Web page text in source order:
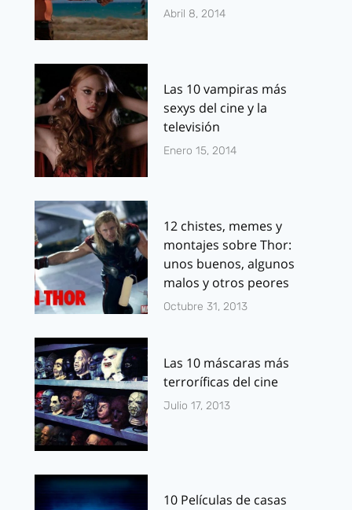
Abril 8, 2014
Las 10 vampiras más
sexys del cine y la
televisión
Enero 15, 2014
12 chistes, memes y
montajes sobre Thor:
unos buenos, algunos
malos y otros peores
Octubre 31, 2013
Las 10 máscaras más
terroríficas del cine
Julio 17, 2013
10 Películas de casas